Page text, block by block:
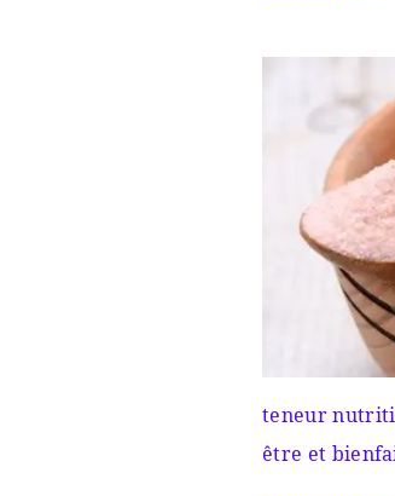
teneur
être et